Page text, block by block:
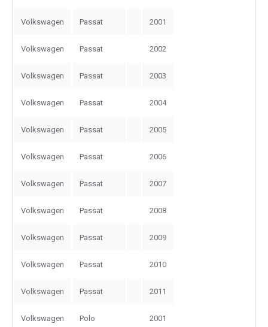
Volkswagen Passat 2001
Volkswagen Passat 2002
Volkswagen Passat 2003
Volkswagen Passat 2004
Volkswagen Passat 2005
Volkswagen Passat 2006
Volkswagen Passat 2007
Volkswagen Passat 2008
Volkswagen Passat 2009
Volkswagen Passat 2010
Volkswagen Passat 2011
Volkswagen Polo 2001